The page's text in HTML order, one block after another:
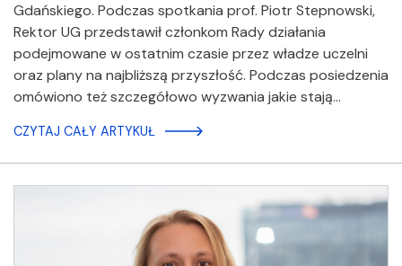
Gdańskiego. Podczas spotkania prof. Piotr Stepnowski,
Rektor UG przedstawił członkom Rady działania
podejmowane w ostatnim czasie przez władze uczelni
oraz plany na najbliższą przyszłość. Podczas posiedzenia
omówiono też szczegółowo wyzwania jakie stają…
CZYTAJ CAŁY ARTYKUŁ